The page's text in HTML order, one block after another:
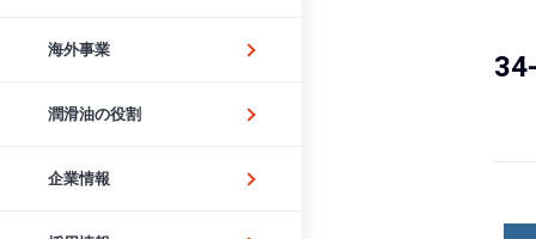
海外事業
潤滑油の役割
企業情報